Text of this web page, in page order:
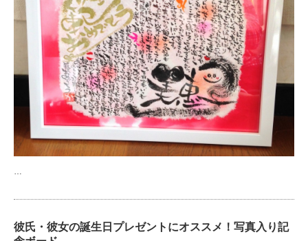
彼氏・彼女の誕生日プレゼントにオススメ！写真入り記